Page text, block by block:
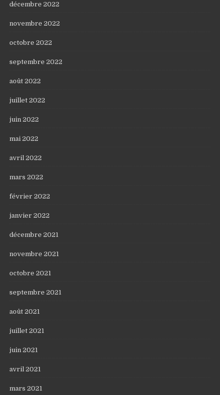
décembre 2022
novembre 2022
octobre 2022
septembre 2022
août 2022
juillet 2022
juin 2022
mai 2022
avril 2022
mars 2022
février 2022
janvier 2022
décembre 2021
novembre 2021
octobre 2021
septembre 2021
août 2021
juillet 2021
juin 2021
avril 2021
mars 2021